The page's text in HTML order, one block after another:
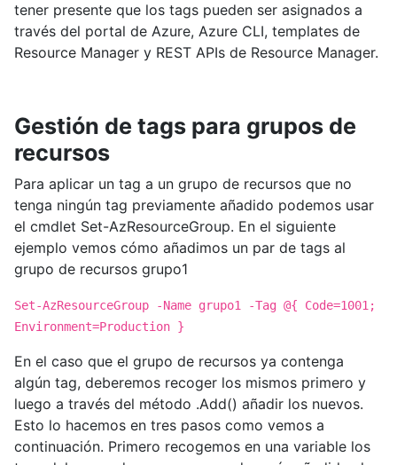
tener presente que los tags pueden ser asignados a
través del portal de Azure, Azure CLI, templates de
Resource Manager y REST APIs de Resource Manager.
Gestión de tags para grupos de
recursos
Para aplicar un tag a un grupo de recursos que no
tenga ningún tag previamente añadido podemos usar
el cmdlet Set-AzResourceGroup. En el siguiente
ejemplo vemos cómo añadimos un par de tags al
grupo de recursos grupo1
Set-AzResourceGroup -Name grupo1 -Tag @{ Code=1001;
Environment=Production }
En el caso que el grupo de recursos ya contenga
algún tag, deberemos recoger los mismos primero y
luego a través del método .Add() añadir los nuevos.
Esto lo hacemos en tres pasos como vemos a
continuación. Primero recogemos en una variable los